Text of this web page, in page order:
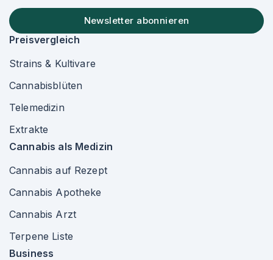
Newsletter abonnieren
Preisvergleich
Strains & Kultivare
Cannabisblüten
Telemedizin
Extrakte
Cannabis als Medizin
Cannabis auf Rezept
Cannabis Apotheke
Cannabis Arzt
Terpene Liste
Business